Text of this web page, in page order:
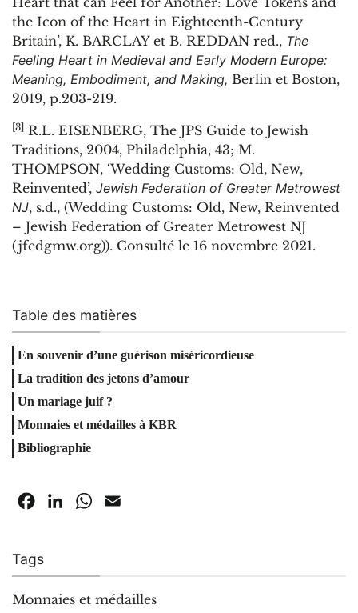
the Icon of the Heart in Eighteenth-Century
Britain’, K. BARCLAY et B. REDDAN red., The
Feeling Heart in Medieval and Early Modern Europe:
Meaning, Embodiment, and Making, Berlin et Boston,
2019, p.203-219.
[3] R.L. EISENBERG, The JPS Guide to Jewish
Traditions, 2004, Philadelphia, 43; M.
THOMPSON, ‘Wedding Customs: Old, New,
Reinvented’, Jewish Federation of Greater Metrowest
NJ, s.d., (Wedding Customs: Old, New, Reinvented
– Jewish Federation of Greater Metrowest NJ
(jfedgmw.org)). Consulté le 16 novembre 2021.
Table des matières
En souvenir d’une guérison miséricordieuse
La tradition des jetons d’amour
Un mariage juif ?
Monnaies et médailles à KBR
Bibliographie
FacebookLinkedInWhatsApp
Tags
Monnaies et médailles